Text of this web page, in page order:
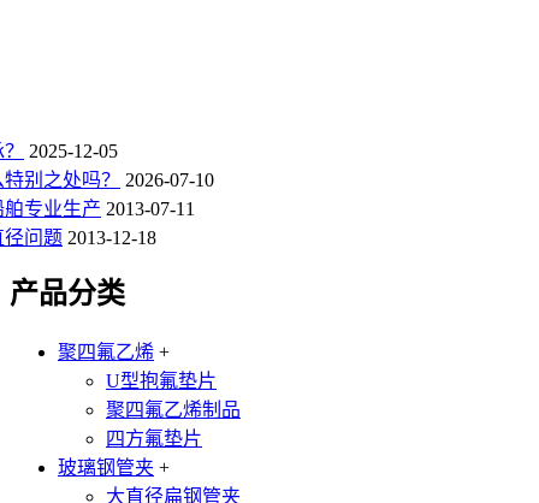
2025-12-05
别之处吗？‌
2026-07-10
专业生产 2013-07-11
问题 2013-12-18
产品分类
聚四氟乙烯 +
U型抱氟垫片
聚四氟乙烯制品
四方氟垫片
玻璃钢管夹 +
大直径扁钢管夹